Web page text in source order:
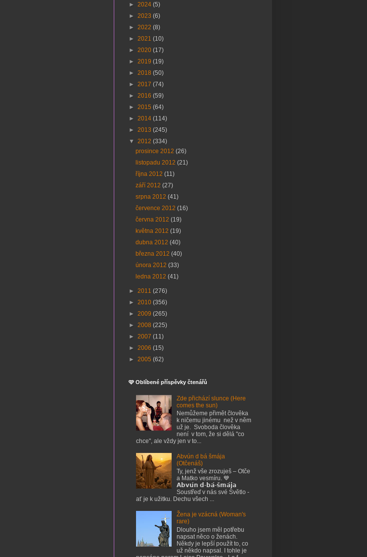
► 2024 (5)
► 2023 (6)
► 2022 (8)
► 2021 (10)
► 2020 (17)
► 2019 (19)
► 2018 (50)
► 2017 (74)
► 2016 (59)
► 2015 (64)
► 2014 (114)
► 2013 (245)
▼ 2012 (334)
prosince 2012(26)
listopadu 2012(21)
října 2012(11)
září 2012(27)
srpna 2012(41)
července 2012(16)
června 2012(19)
května 2012(19)
dubna 2012(40)
března 2012(40)
února 2012(33)
ledna 2012(41)
► 2011 (276)
► 2010 (356)
► 2009 (265)
► 2008 (225)
► 2007 (11)
► 2006 (15)
► 2005 (62)
🩷 Oblíbené příspěvky čtenářů
Zde přichází slunce (Here
comes the sun)
Nemůžeme přimět člověka
k ničemu jinému než v něm
už je. Svoboda člověka
není v tom, že si dělá "co
chce", ale vždy jen v to...
Abvún d bá šmája
(Otčenáš)
Ty, jenž vše zrozuješ – Otče
a Matko vesmíru. 💙
𝗔𝗯𝘃𝘂́𝗻 𝗱-𝗯𝗮́-𝘀̌𝗺𝗮́𝗷𝗮
Soustřeď v nás své Světlo -
ať je k užitku. Dechu všech ...
Žena je vzácná (Woman's
rare)
Dlouho jsem měl potřebu
napsat něco o ženách.
Někdy je lepší použít to, co
už někdo napsal. I tohle je